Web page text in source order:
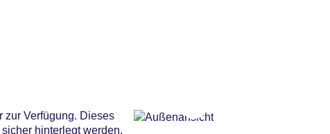
zur Verfügung. Dieses
hinterlegt werden.